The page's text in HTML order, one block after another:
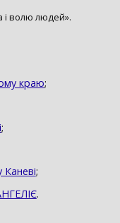
волю людей».
краю;
;
;
.